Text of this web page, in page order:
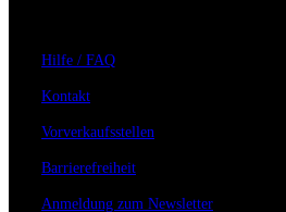
Hilfe / FAQ
Kontakt
Vorverkaufsstellen
Barrierefreiheit
Anmeldung zum Newsletter